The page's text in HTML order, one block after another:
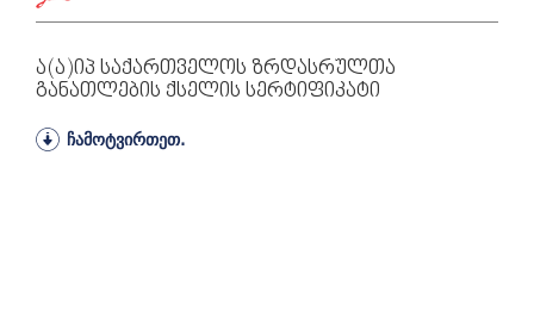
Ა(ა)იპ Საქართველოს Ზრდასრულთა
Განათლების Ქსელის Სერტიფიკატი
ჩამოტვირთეთ.